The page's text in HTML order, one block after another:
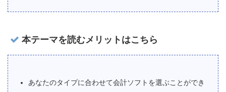
本テーマを読むメリットはこちら
あなたのタイプに合わせて会計ソフトを選ぶことができ